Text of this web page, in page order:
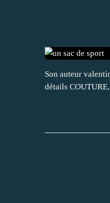
Son auteur
détails